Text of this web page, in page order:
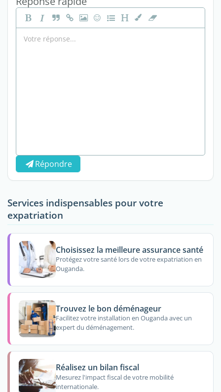
Répondre
Services indispensables pour votre
expatriation
Choisissez la meilleure assurance santé
Protégez votre santé lors de votre expatriation en
Ouganda.
Trouvez le bon déménageur
Facilitez votre installation en Ouganda avec un
expert du déménagement.
Réalisez un bilan fiscal
Mesurez l'impact fiscal de votre mobilité
internationale.